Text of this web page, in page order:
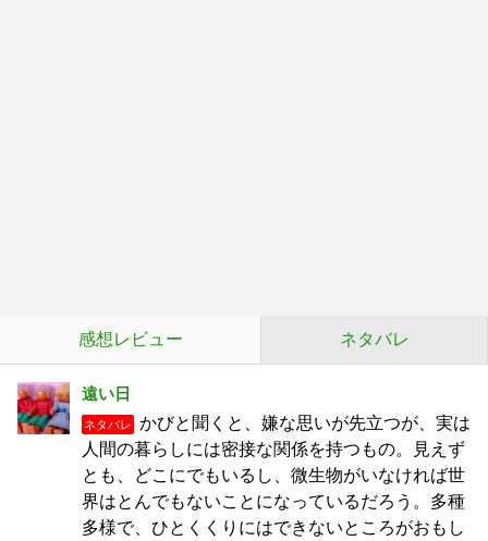
感想レビュー ネタバレ
遠い日
ネタバレ
かびと聞くと、嫌な思いが先立つが、実は
人間の暮らしには密接な関係を持つもの。見えず
とも、どこにでもいるし、微生物がいなければ世
界はとんでもないことになっているだろう。多種
多様で、ひとくくりにはできないところがおもし